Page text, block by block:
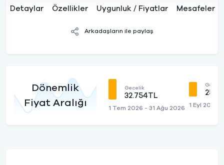
Detaylar Özellikler Uygunluk / Fiyatlar Mesafeler
Arkadaşların ile paylaş
Dönemlik
Fiyat Aralığı
Gecelik
32.754TL
1 Tem 2026 - 31 Ağu 2026 1 Eyl 2026